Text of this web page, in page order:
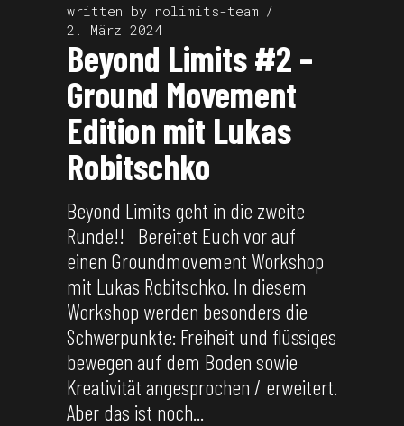
written by nolimits-team
2. März 2024
Beyond Limits #2 –
Ground Movement
Edition mit Lukas
Robitschko
Beyond Limits geht in die zweite
Runde!! Bereitet Euch vor auf
einen Groundmovement Workshop
mit Lukas Robitschko. In diesem
Workshop werden besonders die
Schwerpunkte: Freiheit und flüssiges
bewegen auf dem Boden sowie
Kreativität angesprochen / erweitert.
Aber das ist noch